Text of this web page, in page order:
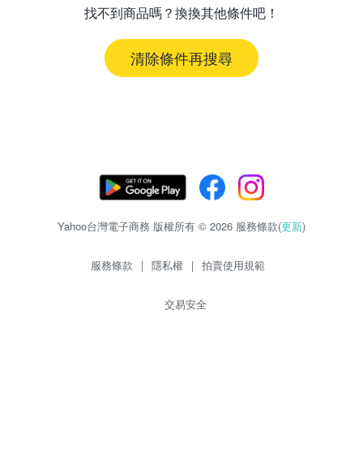
找不到商品嗎？換換其他條件吧！
清除條件再搜尋
Yahoo台灣電子商務 版權所有 © 2026 服務條款(更新)
服務條款 | 隱私權 | 拍賣使用規範
交易安全